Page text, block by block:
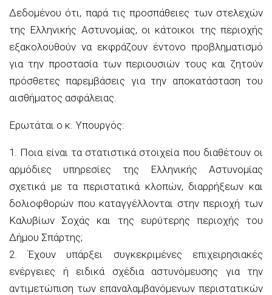
Δεδομένου ότι, παρά τις προσπάθειες των στελεχών
της Ελληνικής Αστυνομίας, οι κάτοικοι της περιοχής
εξακολουθούν να εκφράζουν έντονο προβληματισμό
για την προστασία των περιουσιών τους και ζητούν
πρόσθετες παρεμβάσεις για την αποκατάσταση του
αισθήματος ασφάλειας.
Ερωτάται ο κ. Υπουργός:
1. Ποια είναι τα στατιστικά στοιχεία που διαθέτουν οι
αρμόδιες υπηρεσίες της Ελληνικής Αστυνομίας
σχετικά με τα περιστατικά κλοπών, διαρρήξεων και
δολιοφθορών που καταγγέλλονται στην περιοχή των
Καλυβίων Σοχάς και της ευρύτερης περιοχής του
Δήμου Σπάρτης;
2.Έχουν υπάρξει συγκεκριμένες επιχειρησιακές
ενέργειες ή ειδικά σχέδια αστυνόμευσης για την
αντιμετώπιση των επαναλαμβανόμενων περιστατικών